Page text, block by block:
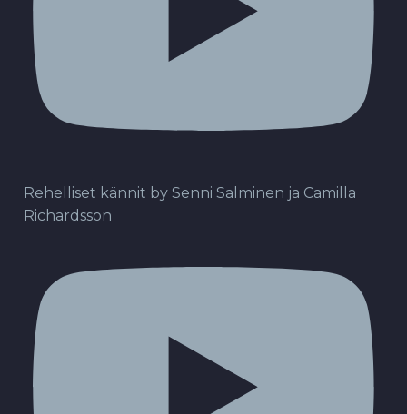
Rehelliset kännit by Senni Salminen ja Camilla
Richardsson